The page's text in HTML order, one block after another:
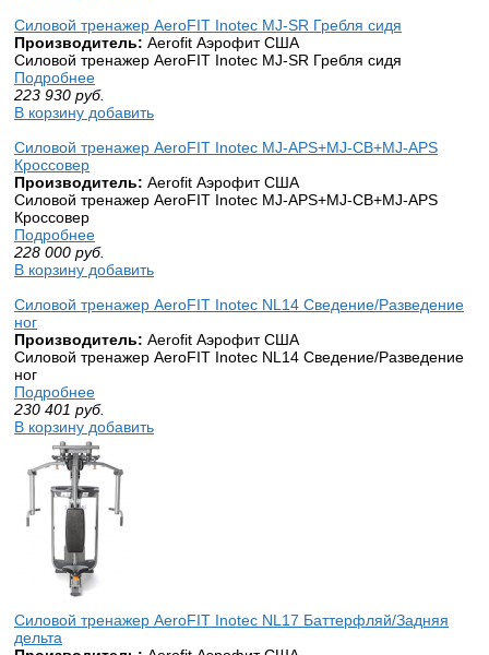
Силовой тренажер AeroFIT Inotec MJ-SR Гребля сидя
Производитель: Aerofit Аэрофит США
Силовой тренажер AeroFIT Inotec MJ-SR Гребля сидя
Подробнее
223 930 руб.
В корзину добавить
Силовой тренажер AeroFIT Inotec MJ-APS+MJ-CB+MJ-APS
Кроссовер
Производитель: Aerofit Аэрофит США
Силовой тренажер AeroFIT Inotec MJ-APS+MJ-CB+MJ-APS
Кроссовер
Подробнее
228 000 руб.
В корзину добавить
Силовой тренажер AeroFIT Inotec NL14 Сведение/Разведение
ног
Производитель: Aerofit Аэрофит США
Силовой тренажер AeroFIT Inotec NL14 Сведение/Разведение
ног
Подробнее
230 401 руб.
В корзину добавить
Силовой тренажер AeroFIT Inotec NL17 Баттерфляй/Задняя
дельта